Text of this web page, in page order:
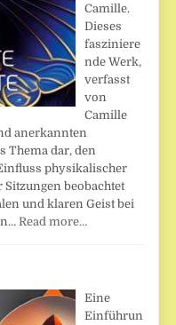
Camille.
Dieses
fasziniere
nde Werk,
verfasst
von
Camille
anerkannten
Thema dar, den
physikalischer
beobachtet
und klaren Geist bei
Read more…
Eine
Einführun